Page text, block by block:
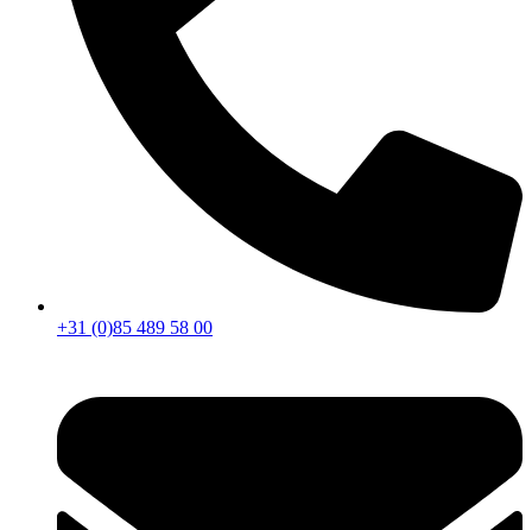
+31 (0)85 489 58 00